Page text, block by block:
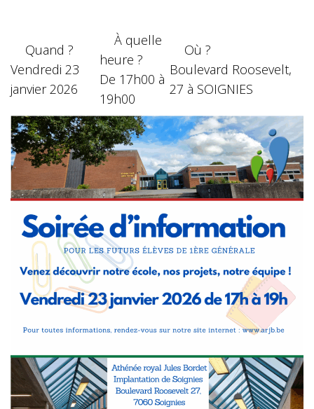
Quand ?
Vendredi 23
janvier 2026
À quelle
heure ?
De 17h00 à
19h00
Où ?
Boulevard Roosevelt,
27 à SOIGNIES